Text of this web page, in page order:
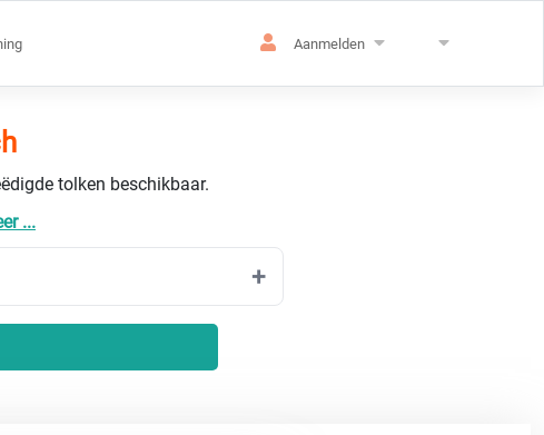
Aanmelden
tolken beschikbaar.
...